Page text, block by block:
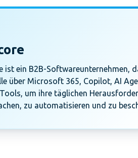
ist ein B2B-Softwareunternehmen,
über Microsoft 365, Copilot, AI
um ihre täglichen
zu automatisieren und zu